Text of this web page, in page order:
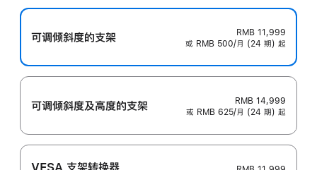
可调倾斜度的支架
RMB 11,999
或 RMB 500/月 (24 期) 起
可调倾斜度及高‍度的支‍架
RMB 14,999
或 RMB 625/月 (24 期) 起
VESA 支架转换器